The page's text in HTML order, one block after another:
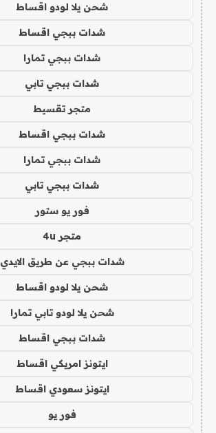
شحن يلا لودو اقساط
شدات ببجي اقساط
شدات ببجي تمارا
شدات ببجي تابي
متجر تقسيط
شدات ببجي اقساط
شدات ببجي تمارا
شدات ببجي تابي
فور يو ستور
متجر 4u
شدات ببجي عن طريق الايدي
شحن يلا لودو اقساط
شحن يلا لودو تابي تمارا
شدات ببجي اقساط
ايتونز امريكي اقساط
ايتونز سعودي اقساط
فور يو